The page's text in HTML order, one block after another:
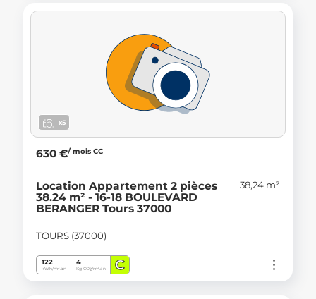
x5
630 €/ mois CC
Location Appartement 2 pièces
38.24 m² - 16-18 BOULEVARD
BERANGER Tours 37000
38,24 m²
TOURS (37000)
122
kWh/m².an
4
Kg CO2/m².an C